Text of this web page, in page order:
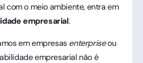
com o meio ambiente, entra em
empresarial.
em empresasenterpriseou
empresarial não é